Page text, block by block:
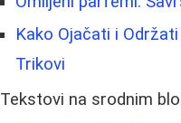
Kako Ojačati i
Trikovi
Tekstovi na srodnim